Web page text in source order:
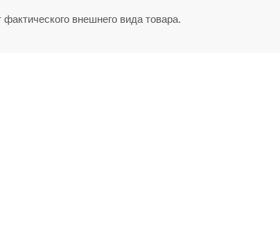
внешнего вида товара.